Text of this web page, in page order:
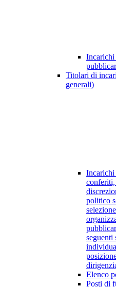
Incarichi
Titolari di
generali)
Incarichi
politico
Elenco
Posti di